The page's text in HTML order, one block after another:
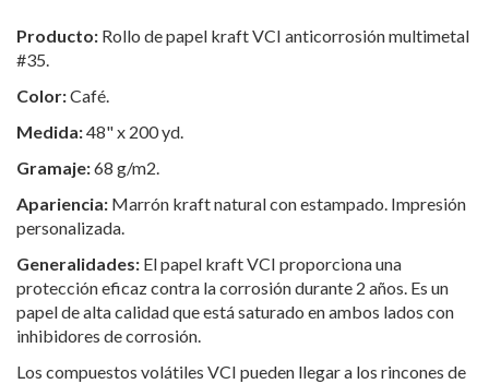
Producto: Rollo de papel kraft VCI anticorrosión multimetal
#35.
Color:Café.
Medida:48" x 200 yd.
Gramaje:68 g/m2.
Apariencia: Marrón kraft natural con estampado. Impresión
personalizada.
Generalidades: El papel kraft VCI proporciona una
protección eficaz contra la corrosión durante 2 años. Es un
papel de alta calidad que está saturado en ambos lados con
inhibidores de corrosión.
Los compuestos volátiles VCI pueden llegar a los rincones de